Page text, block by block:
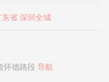
东省 深圳全城
怀德路段 导航